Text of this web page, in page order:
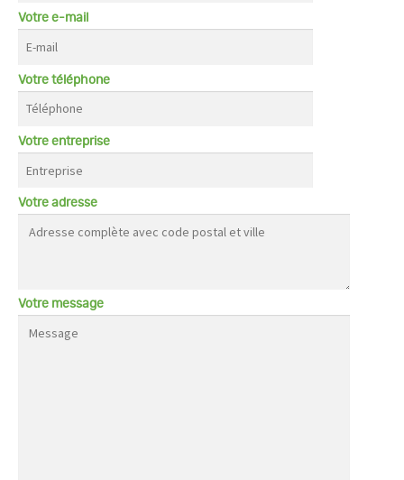
Votre e-mail
Votre téléphone
Votre entreprise
Votre adresse
Votre message